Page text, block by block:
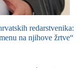
redarstvenika:
na njihove žrtve“